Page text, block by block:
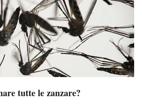
tutte le zanzare?